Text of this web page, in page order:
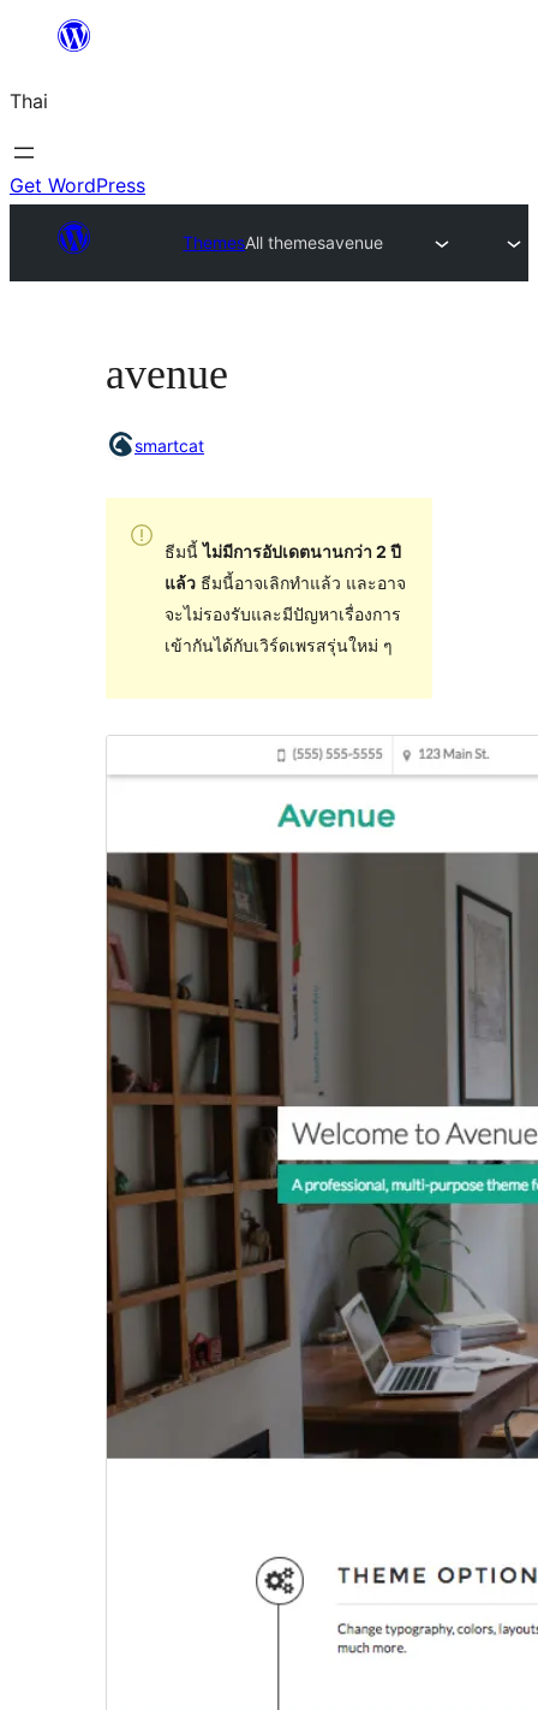
ยัง
เนื้อหา
Thai
Get WordPress
ThemesAll themesavenue
avenue
smartcat
ธีมนี้ไม่มีการอัปเดตนานกว่า 2 ปี
แล้วธีมนี้อาจเลิกทำแล้ว และอาจ
จะไม่รองรับและมีปัญหาเรื่องการ
เข้ากันได้กับเวิร์ดเพรสรุ่นใหม่ ๆ